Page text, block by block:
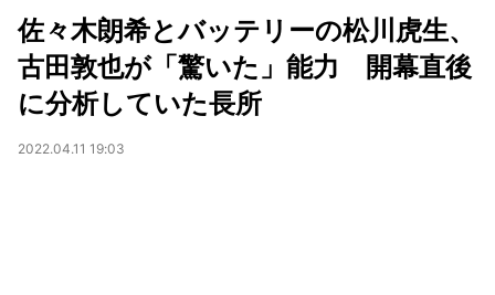
佐々木朗希とバッテリーの松川虎生、
古田敦也が「驚いた」能力 開幕直後
に分析していた長所
2022.04.11 19:03